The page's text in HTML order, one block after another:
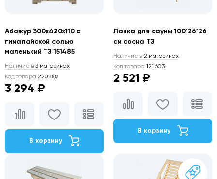
Абажур 300х420х110 с
гималайской солью
маленький ТЗ 151485
Наличие в 3 магазинах
Код товара 220 887
3 294 ₽
В корзину
Лавка для сауны 100*26*26
см сосна ТЗ
Наличие в 2 магазинах
Код товара 121 603
2 521 ₽
В корзину